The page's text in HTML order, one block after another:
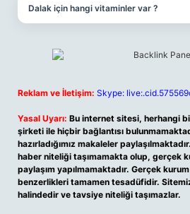
Dalak için hangi vitaminler var ?
Reklam ve İletişim: Skype:
Yasal Uyarı: Bu internet sitesi, herhangi
şirketi ile hiçbir bağlantısı
hazırladığımız makaleler
haber niteliği taşımamakta olup, gerçek
paylaşım yapılmamaktadır. Gerçek
benzerlikleri tamamen tesadüfidir.
halindedir ve tavsiye niteliği taşımazlar.